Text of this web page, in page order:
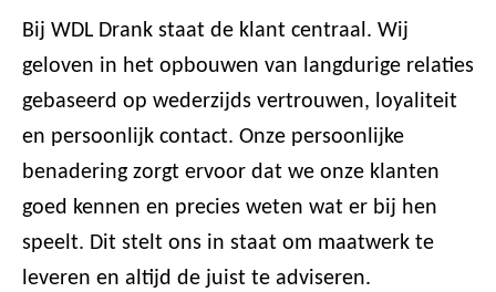
Bij WDL Drank staat de klant centraal. Wij
geloven in het opbouwen van langdurige relaties
gebaseerd op wederzijds vertrouwen, loyaliteit
en persoonlijk contact. Onze persoonlijke
benadering zorgt ervoor dat we onze klanten
goed kennen en precies weten wat er bij hen
speelt. Dit stelt ons in staat om maatwerk te
leveren en altijd de juist te adviseren.